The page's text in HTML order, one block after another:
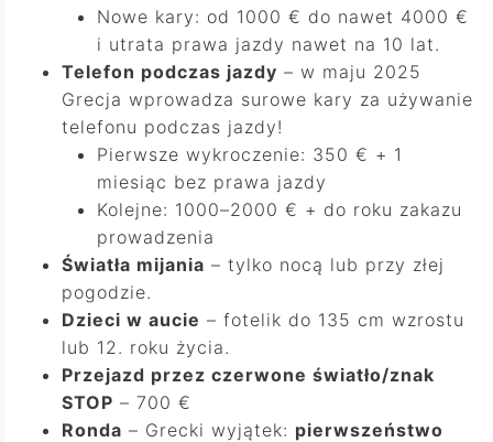
Nowe kary: od 1000 € do nawet 4000 €
i utrata prawa jazdy nawet na 10 lat.
Telefon podczas jazdy – w maju 2025
Grecja wprowadza surowe kary za używanie
telefonu podczas jazdy!
Pierwsze wykroczenie: 350 € + 1
miesiąc bez prawa jazdy
Kolejne: 1000–2000 € + do roku zakazu
prowadzenia
Światła mijania – tylko nocą lub przy złej
pogodzie.
Dzieci w aucie – fotelik do 135 cm wzrostu
lub 12. roku życia.
Przejazd przez czerwone światło/znak
STOP – 700 €
Ronda – Grecki wyjątek: pierwszeństwo